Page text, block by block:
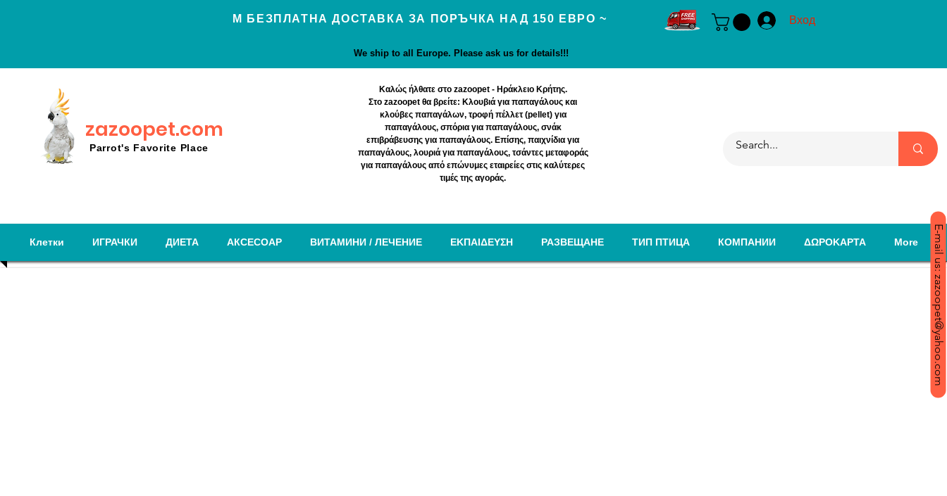
E-mail us: zazoopet@yahoo.com
Μ БЕЗПЛАТНА ДОСТАВКА ЗА ПОРЪЧКА НАД 150 ЕВРО ~ Вход
We ship to all Europe. Please ask us for details!!!
zazoopet.com
Parrot's Favorite Place
Καλώς ήλθατε στο zazoopet - Ηράκλειο Κρήτης.
Στο zazoopet θα βρείτε: Κλουβιά για παπαγάλους και
κλούβες παπαγάλων, τροφή πέλλετ (pellet) για
παπαγάλους, σπόρια για παπαγάλους, σνάκ
επιβράβευσης για παπαγάλους. Επίσης, παιχνίδια για
παπαγάλους, λουριά για παπαγάλους, τσάντες μεταφοράς
για παπαγάλους από επώνυμες εταιρείες στις καλύτερες
τιμές της αγοράς.
Клетки ИГРАЧКИ ДИЕТА АКСЕСОАР ВИТАМИНИ / ЛЕЧЕНИЕ EΚΠΑΙΔΕΥΣΗ РАЗВЕЩАНЕ ТИП ПТИЦА КОМПАНИИ ΔΩΡΟΚΑΡΤΑ More